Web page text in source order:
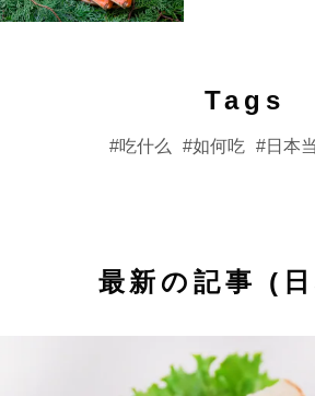
Tags
吃什么 如何吃 日本
最新の記事 (